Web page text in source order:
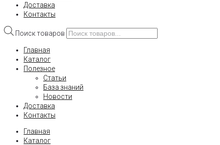
Доставка
Контакты
Поиск товаров
Главная
Каталог
Полезное
Статьи
База знаний
Новости
Доставка
Контакты
Главная
Каталог